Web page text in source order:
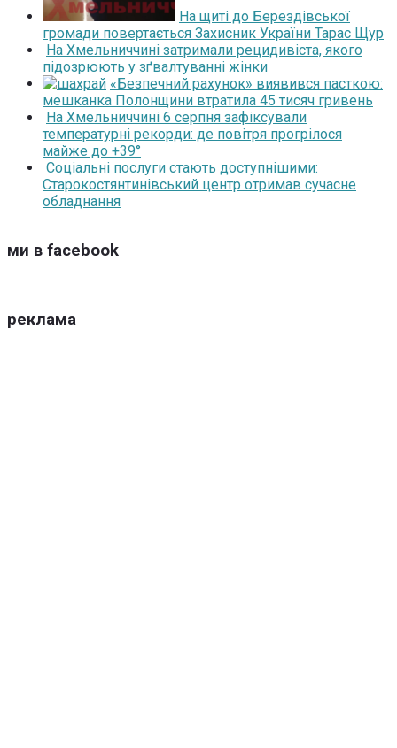
На щиті до Берездівської
громади повертається Захисник України Тарас Щур
На Хмельниччині затримали рецидивіста, якого
підозрюють у зґвалтуванні жінки
«Безпечний рахунок» виявився пасткою:
мешканка Полонщини втратила 45 тисяч гривень
На Хмельниччині 6 серпня зафіксували
температурні рекорди: де повітря прогрілося
майже до +39°
Соціальні послуги стають доступнішими:
Старокостянтинівський центр отримав сучасне
обладнання
ми в facebook
реклама